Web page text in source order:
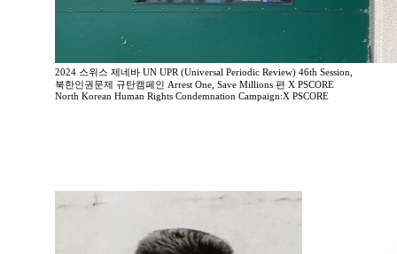
2024 스위스 제네바 UN UPR (Universal Periodic Review) 46th Session,
북한인권문제 규탄캠페인 Arrest One, Save Millions 편 X PSCORE
North Korean Human Rights Condemnation Campaign:X PSCORE